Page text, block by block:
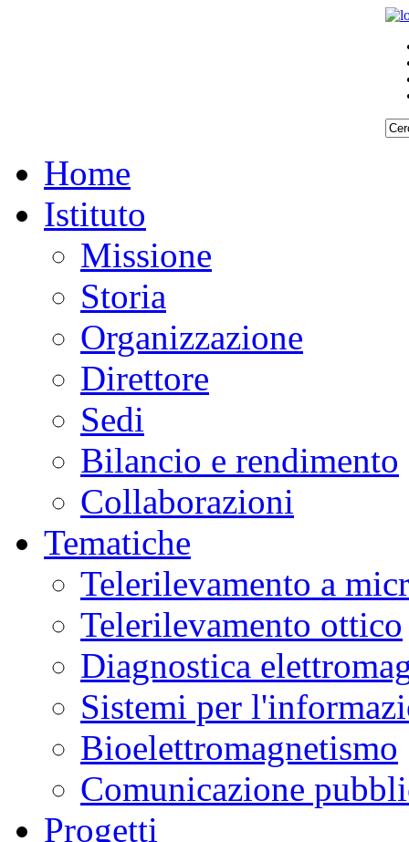
Home
Istituto
Missione
Storia
Organizzazione
Direttore
Sedi
Bilancio e rendimento
Collaborazioni
Tematiche
Telerilevamento a
Telerilevamento ottico
Diagnostica
Sistemi per
Bioelettromagnetismo
Comunicazione
Progetti